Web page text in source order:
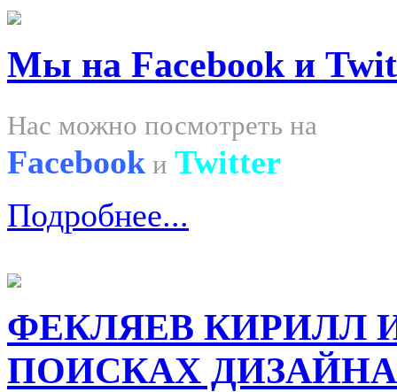
Мы на Facebook и
Нас можно посмотреть на
Facebook и Twitter
Подробнее...
ФЕКЛЯЕВ КИРИЛЛ
ПОИСКАХ ДИЗАЙНА